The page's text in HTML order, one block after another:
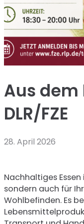
Aus dem
DLR/FZE
28. April 2026
Nachhaltiges
sondern auch für
Wohlbefinden. Es